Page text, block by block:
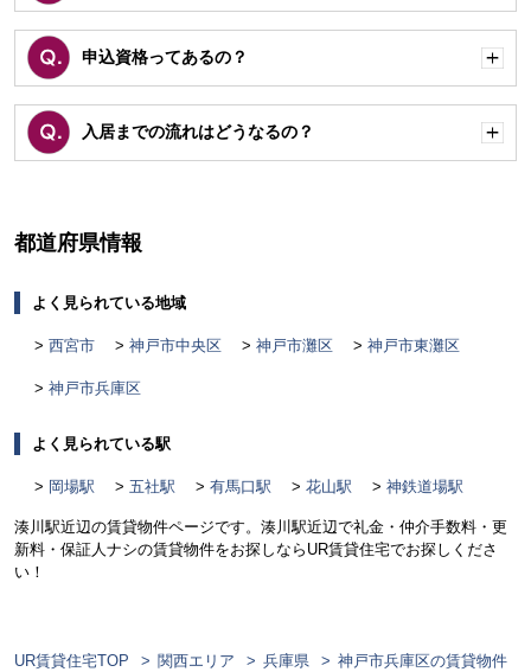
く
申込資格ってあるの？
く
入居までの流れはどうなるの？
く
都道府県情報
よく見られている地域
西宮市 神戸市中央区 神戸市灘区 神戸市東灘区
神戸市兵庫区
よく見られている駅
岡場駅 五社駅 有馬口駅 花山駅 神鉄道場駅
湊川駅近辺の賃貸物件ページです。湊川駅近辺で礼金・仲介手数料・更
新料・保証人ナシの賃貸物件をお探しならUR賃貸住宅でお探しくださ
い！
UR賃貸住宅TOP 関西エリア 兵庫県
神戸市兵庫区の賃貸物件